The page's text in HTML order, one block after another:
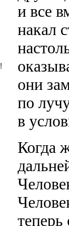
и все
накал
они
по
в
Когда
теперь